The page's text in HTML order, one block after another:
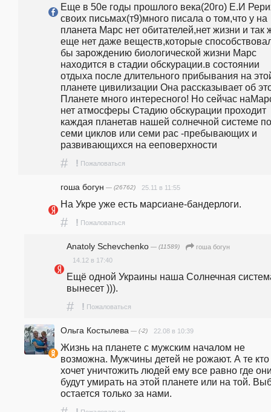
Еще в 50е годы прошлого века(20го) Е.И
своих письмах(т9)много писала о том,что y на
планета Марс нет обитателей,нет жизни и так
еще нет даже веществ,которые
бы зарождению биологической жизни Марс
находится в стадии обскурации.в состоянии
отдыха после длительного прибывания на
планете цивилизации Она рассказывает об
Планете много интересного! Но сейчас
нет атмосферы Стадию обскурации проходит
каждая планетав нашей солнечной системе
семи циклов или семи рас -пребывающих и
развивающихся на ееповерхности
# ! Пожаловаться
гоша богун — (26762) 25.11 в 11:55
На Укре уже есть марсиане-бандерлоги.
# ! Пожаловаться
Anatoly Schevchenko — (11589)
гоша богун
14.12 в 17:40
Ещё одной Украины наша Солнечная
вынесет ))).
# ! Пожаловаться
Ольга Костылева — (-2) 22.08 в 10:39
Жизнь на планете с мужским началом не
возможна. Мужчины детей не рожают. А те кто
хочет уничтожить людей ему все равно где
будут умирать на этой планете или на той.